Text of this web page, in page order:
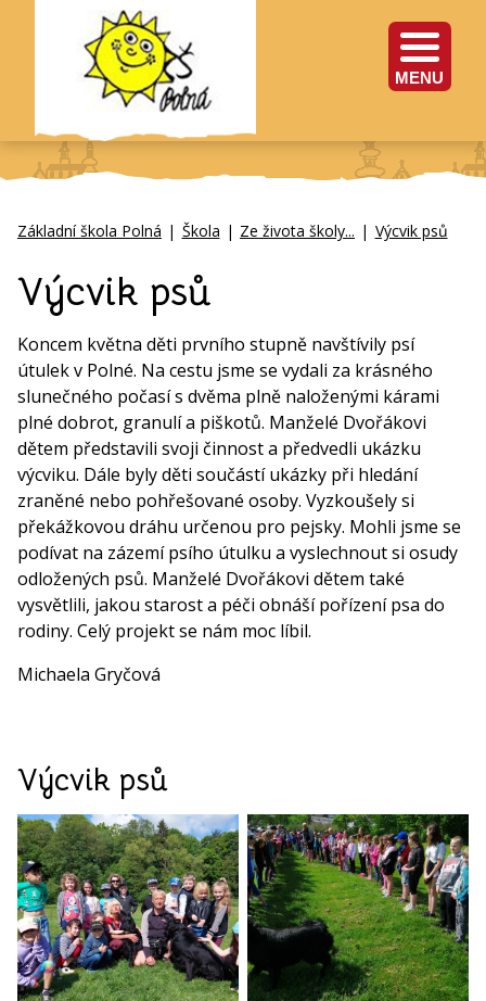
MENU
Základní škola Polná | Škola | Ze života školy... | Výcvik psů
Výcvik psů
Koncem května děti prvního stupně navštívily psí
útulek v Polné. Na cestu jsme se vydali za krásného
slunečného počasí s dvěma plně naloženými kárami
plné dobrot, granulí a piškotů. Manželé Dvořákovi
dětem představili svoji činnost a předvedli ukázku
výcviku. Dále byly děti součástí ukázky při hledání
zraněné nebo pohřešované osoby. Vyzkoušely si
překážkovou dráhu určenou pro pejsky. Mohli jsme se
podívat na zázemí psího útulku a vyslechnout si osudy
odložených psů. Manželé Dvořákovi dětem také
vysvětlili, jakou starost a péči obnáší pořízení psa do
rodiny. Celý projekt se nám moc líbil.
Michaela Gryčová
Výcvik psů